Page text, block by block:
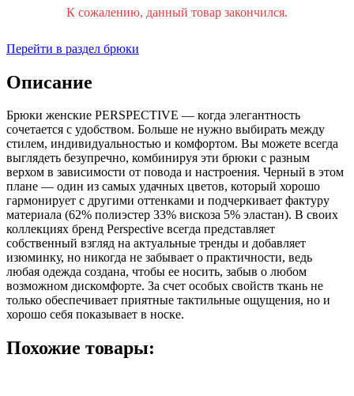
К сожалению, данный товар закончился.
Перейти в раздел брюки
Описание
Брюки женские PERSPECTIVE — когда элегантность
сочетается с удобством. Больше не нужно выбирать между
стилем, индивидуальностью и комфортом. Вы можете всегда
выглядеть безупречно, комбинируя эти брюки с разным
верхом в зависимости от повода и настроения. Черный в этом
плане — один из самых удачных цветов, который хорошо
гармонирует с другими оттенками и подчеркивает фактуру
материала (62% полиэстер 33% вискоза 5% эластан). В своих
коллекциях бренд Perspective всегда представляет
собственный взгляд на актуальные тренды и добавляет
изюминку, но никогда не забывает о практичности, ведь
любая одежда создана, чтобы ее носить, забыв о любом
возможном дискомфорте. За счет особых свойств ткань не
только обеспечивает приятные тактильные ощущения, но и
хорошо себя показывает в носке.
Похожие товары: